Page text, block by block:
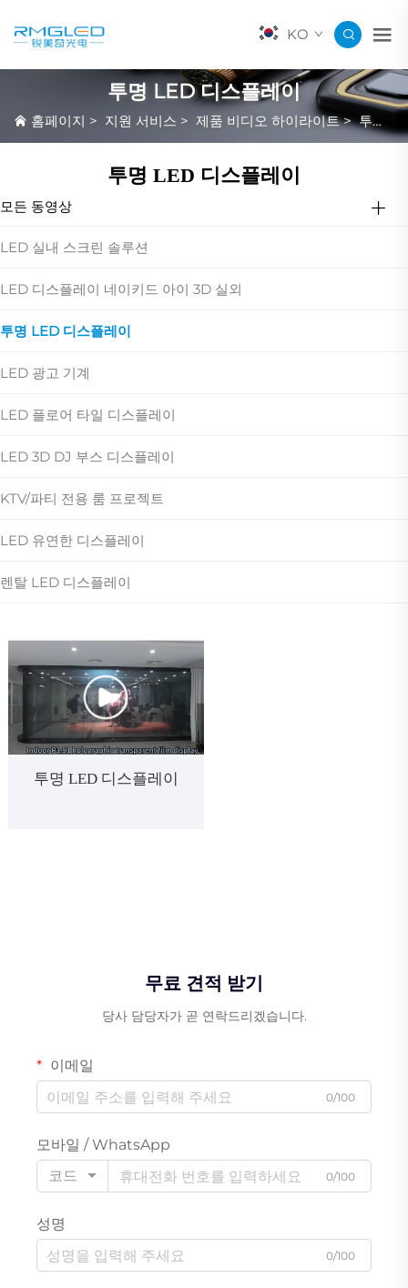
KO
투명 LED 디스플레이
홈페이지 > 지원 서비스 > 제품 비디오 하이라이트>투명 LED 디스플레이
투명 LED 디스플레이
모든 동영상
LED 실내 스크린 솔루션
LED 디스플레이 네이키드 아이 3D 실외
투명 LED 디스플레이
LED 광고 기계
LED 플로어 타일 디스플레이
LED 3D DJ 부스 디스플레이
KTV/파티 전용 룸 프로젝트
LED 유연한 디스플레이
렌탈 LED 디스플레이
투명 LED 디스플레이
무료 견적 받기
당사 담당자가 곧 연락드리겠습니다.
이메일
0/100
모바일 / WhatsApp
코드
0/100
성명
0/100